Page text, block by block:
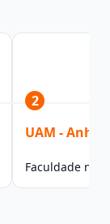
2
UAM -
Faculdade